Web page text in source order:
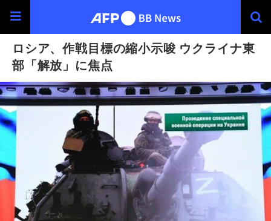
ロシア、作戦目標の縮小示唆 ウクライナ東
部「解放」に焦点